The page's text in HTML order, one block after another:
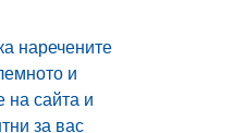
наречените
и
на сайта и
за вас